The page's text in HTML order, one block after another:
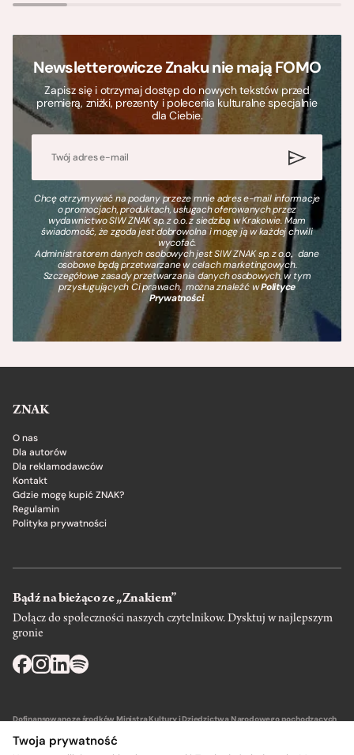
Newsletterowicze Znaku nie mają FOMO
Zapisz się i otrzymaj dostęp do nowych tekstów przed
premierą, zniżki, prezenty i polecenia kulturalne specjalnie
dla Ciebie.
Chcę otrzymywać na podany przeze mnie adres e-mail informacje
o promocjach, produktach, usługach oferowanych przez
wydawnictwo SIW ZNAK sp. z o.o. z siedzibą w Krakowie. Mam
świadomość, że zgoda jest dobrowolna i mogę ją w każdej chwili
wycofać.
Administratorem danych osobowych jest SIW ZNAK sp. z o.o., dane
osobowe będą przetwarzane w celach marketingowych.
Szczegółowe zasady przetwarzania danych osobowych, w tym
przysługujących Ci prawach, można znaleźć wPolityce
Prywatności.
ZNAK
O nas
Dla autorów
Dla reklamodawców
Kontakt
Gdzie mogę kupić ZNAK?
Regulamin
Polityka prywatności
Bądź na bieżąco ze „Znakiem”
Dołącz do społeczności naszych czytelnikow. Dysktuj w najlepszym
gronie
Dofinansowano ze środków Ministra Kultury i Dziedzictwa Narodowego pochodzących
Twoja prywatność